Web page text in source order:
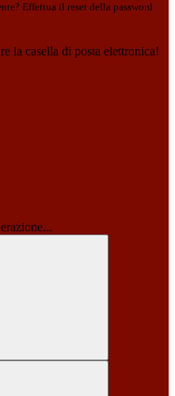
Effettua il reset della password
la casella di posta elettronica!